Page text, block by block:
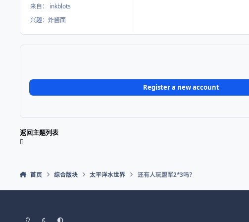
来自：
inkblots
兴趣： 炸酱面
Register a new account
返回主题列表
首页 综合版块 太平洋水世界 还有人玩盟军2*3吗？
Light ModeDark ModeSystem Preference